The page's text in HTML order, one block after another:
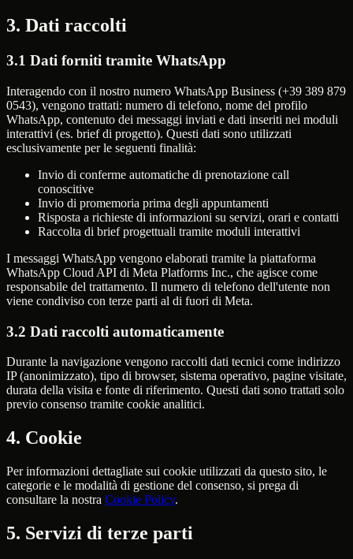
3. Dati raccolti
3.1 Dati forniti tramite WhatsApp
Interagendo con il nostro numero WhatsApp Business (+39 389 879
0543), vengono trattati: numero di telefono, nome del profilo
WhatsApp, contenuto dei messaggi inviati e dati inseriti nei moduli
interattivi (es. brief di progetto). Questi dati sono utilizzati
esclusivamente per le seguenti finalità:
Invio di conferme automatiche di prenotazione call
conoscitive
Invio di promemoria prima degli appuntamenti
Risposta a richieste di informazioni su servizi, orari e contatti
Raccolta di brief progettuali tramite moduli interattivi
I messaggi WhatsApp vengono elaborati tramite la piattaforma
WhatsApp Cloud API di Meta Platforms Inc., che agisce come
responsabile del trattamento. Il numero di telefono dell'utente non
viene condiviso con terze parti al di fuori di Meta.
3.2 Dati raccolti automaticamente
Durante la navigazione vengono raccolti dati tecnici come indirizzo
IP (anonimizzato), tipo di browser, sistema operativo, pagine visitate,
durata della visita e fonte di riferimento. Questi dati sono trattati solo
previo consenso tramite cookie analitici.
4. Cookie
Per informazioni dettagliate sui cookie utilizzati da questo sito, le
categorie e le modalità di gestione del consenso, si prega di
consultare la nostra Cookie Policy.
5. Servizi di terze parti